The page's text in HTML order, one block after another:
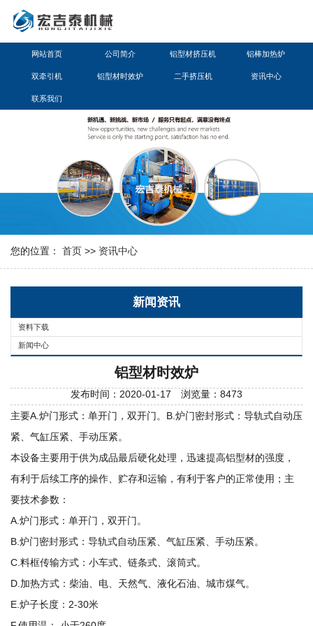
网站首页 公司简介 铝型材挤压机 铝棒加热炉
双牵引机 铝型材时效炉 二手挤压机 资讯中心
联系我们
您的位置： 首页 >> 资讯中心
新闻资讯
资料下载
新闻中心
铝型材时效炉
发布时间：2020-01-17 浏览量：8473
主要A.炉门形式：单开门，双开门。B.炉门密封形式：导轨式自动压
紧、气缸压紧、手动压紧。
本设备主要用于供为成品最后硬化处理，迅速提高铝型材的强度，
有利于后续工序的操作、贮存和运输，有利于客户的正常使用；主
要技术参数：
A.炉门形式：单开门，双开门。
B.炉门密封形式：导轨式自动压紧、气缸压紧、手动压紧。
C.料框传输方式：小车式、链条式、滚筒式。
D.加热方式：柴油、电、天然气、液化石油、城市煤气。
E.炉子长度：2-30米